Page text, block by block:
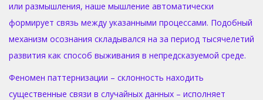
или размышления, наше мышление автоматически
формирует связь между указанными процессами. Подобный
механизм осознания складывался на за период тысячелетий
развития как способ выживания в непредсказуемой среде.
Феномен паттернизации – склонность находить
существенные связи в случайных данных – исполняет